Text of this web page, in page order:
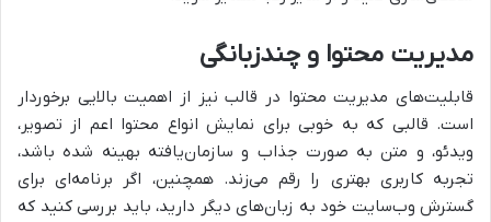
مدیریت محتوا و چندزبانگی
قابلیت‌های مدیریت محتوا در قالب نیز از اهمیت بالایی برخوردار
است. قالبی که به خوبی برای نمایش انواع محتوا اعم از تصویر،
ویدئو، و متن به صورت جذاب و سازمان‌یافته بهینه شده باشد،
تجربه کاربری بهتری را رقم می‌زند. همچنین، اگر برنامه‌ای برای
گسترش وب‌سایت خود به زبان‌های دیگر دارید، باید بررسی کنید که